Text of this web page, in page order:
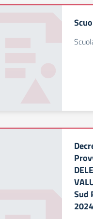
Sud